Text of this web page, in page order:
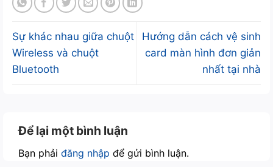
Sự khác nhau giữa chuột
Wireless và chuột
Bluetooth
Hướng dẫn cách vệ sinh
card màn hình đơn giản
nhất tại nhà
Để lại một bình luận
Bạn phải đăng nhập để gửi bình luận.